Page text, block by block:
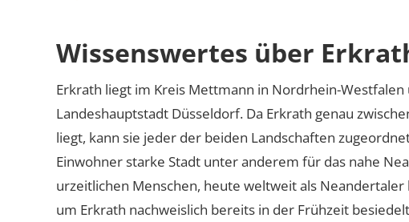
Wissenswertes über
Erkrath liegt im Kreis Mettmann in Nordrhein-
Landeshauptstadt Düsseldorf. Da Erkrath genau
liegt, kann sie jeder der beiden Landschaften
Einwohner starke Stadt unter anderem für das nahe
urzeitlichen Menschen, heute weltweit als
um Erkrath nachweislich bereits in der Frühzeit